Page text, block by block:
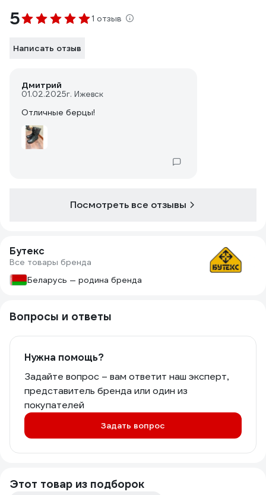
5 1 отзыв
Написать отзыв
Дмитрий
01.02.2025г. Ижевск
Отличные берцы!
Посмотреть все отзывы
Бутекс
Все товары бренда
Беларусь — родина бренда
Вопросы и ответы
Нужна помощь?
Задайте вопрос – вам ответит наш эксперт,
представитель бренда или один из
покупателей
Задать вопрос
Этот товар из подборок